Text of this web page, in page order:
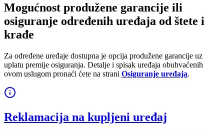
Mogućnost produžene garancije ili
osiguranje određenih uređaja od štete i
krađe
Za određene uređaje dostupna je opcija produžene garancije uz
uplatu premije osiguranja. Detalje i spisak uređaja obuhvaćenih
ovom uslugom pronaći ćete na strani Osiguranje uređaja.
Reklamacija na kupljeni uređaj